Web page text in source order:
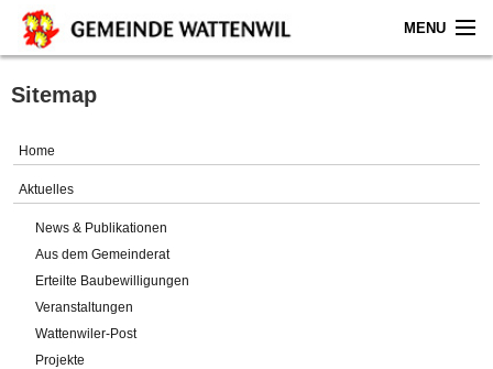
MENU
Home
Gemeinde
Verwaltung
Online-Service
Sitemap
Home
Aktuelles
News & Publikationen
Aus dem Gemeinderat
Erteilte Baubewilligungen
Veranstaltungen
Wattenwiler-Post
Projekte